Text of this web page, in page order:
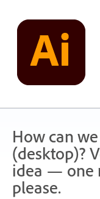
content
How can
(desktop)?
idea — one
please.